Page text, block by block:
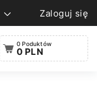
Zaloguj się
0 Poduktów
0 PLN